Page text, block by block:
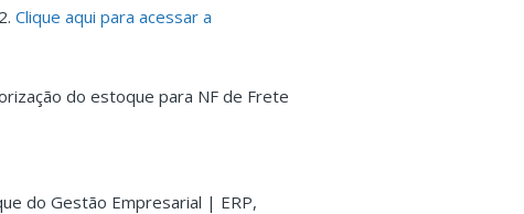
Clique aqui para acessar a
do estoque para NF de Frete
do Gestão Empresarial | ERP,